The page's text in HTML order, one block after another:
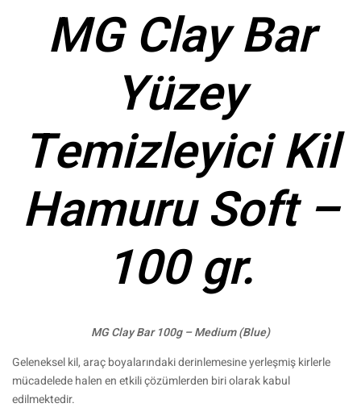
MG Clay Bar
Yüzey
Temizleyici Kil
Hamuru Soft –
100 gr.
MG Clay Bar 100g – Medium (Blue)
Geleneksel kil, araç boyalarındaki derinlemesine yerleşmiş kirlerle
mücadelede halen en etkili çözümlerden biri olarak kabul
edilmektedir.